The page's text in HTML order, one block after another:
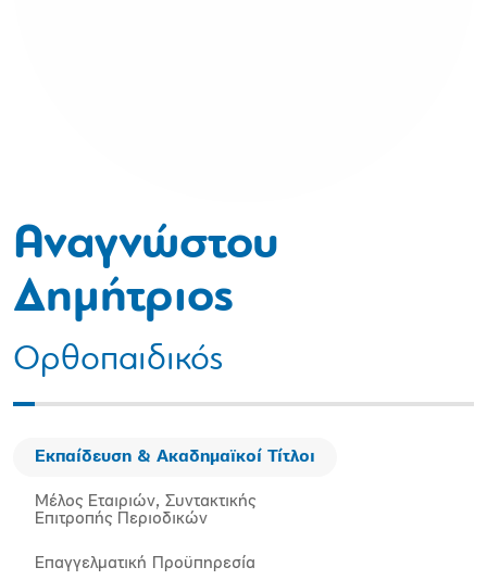
Αναγνώστου
Δημήτριος
Ορθοπαιδικός
Εκπαίδευση & Ακαδημαϊκοί Τίτλοι
Μέλος Εταιριών, Συντακτικής
Επιτροπής Περιοδικών
Επαγγελματική Προϋπηρεσία